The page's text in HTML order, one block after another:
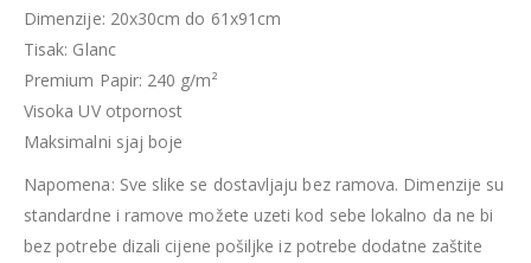
Dimenzije: 20x30cm do 61x91cm
Tisak: Glanc
Premium Papir: 240 g/m²
Visoka UV otpornost
Maksimalni sjaj boje
Napomena: Sve slike se dostavljaju bez ramova. Dimenzije su
standardne i ramove možete uzeti kod sebe lokalno da ne bi
bez potrebe dizali cijene pošiljke iz potrebe dodatne zaštite